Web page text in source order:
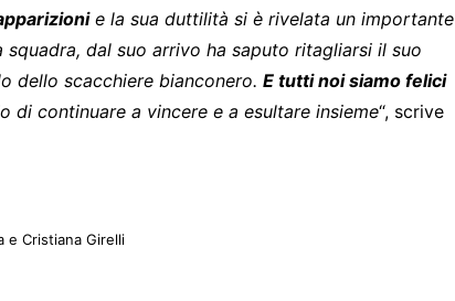
e la sua duttilità si è rivelata un importante
dal suo arrivo ha saputo ritagliarsi il suo
dello scacchiere bianconero. E tutti noi siamo felici
di continuare a vincere e a esultare insieme“, scrive
e Cristiana Girelli